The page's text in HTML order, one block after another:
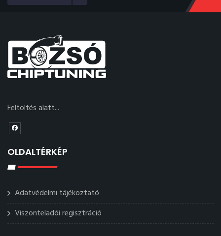
Feltöltés alatt...
OLDALTÉRKÉP
Adatvédelmi tájékoztató
Viszonteladói regisztráció